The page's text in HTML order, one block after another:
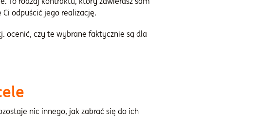
odpuścić jego realizację.
ocenić, czy te wybrane faktycznie są dla
nic innego, jak zabrać się do ich